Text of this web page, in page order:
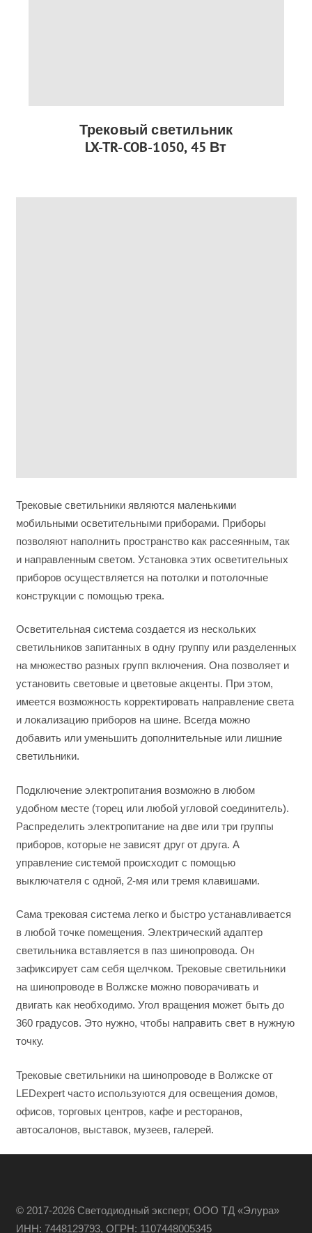
Трековый светильник
LX-TR-COB-1050, 45 Вт
Трековые светильники являются маленькими
мобильными осветительными приборами. Приборы
позволяют наполнить пространство как рассеянным, так
и направленным светом. Установка этих осветительных
приборов осуществляется на потолки и потолочные
конструкции с помощью трека.
Осветительная система создается из нескольких
светильников запитанных в одну группу или разделенных
на множество разных групп включения. Она позволяет и
установить световые и цветовые акценты. При этом,
имеется возможность корректировать направление света
и локализацию приборов на шине. Всегда можно
добавить или уменьшить дополнительные или лишние
светильники.
Подключение электропитания возможно в любом
удобном месте (торец или любой угловой соединитель).
Распределить электропитание на две или три группы
приборов, которые не зависят друг от друга. А
управление системой происходит с помощью
выключателя с одной, 2-мя или тремя клавишами.
Сама трековая система легко и быстро устанавливается
в любой точке помещения. Электрический адаптер
светильника вставляется в паз шинопровода. Он
зафиксирует сам себя щелчком. Трековые светильники
на шинопроводе в Волжске можно поворачивать и
двигать как необходимо. Угол вращения может быть до
360 градусов. Это нужно, чтобы направить свет в нужную
точку.
Трековые светильники на шинопроводе в Волжске от
LEDexpert часто используются для освещения домов,
офисов, торговых центров, кафе и ресторанов,
автосалонов, выставок, музеев, галерей.
© 2017-2026 Светодиодный эксперт, ООО ТД «Элура»
ИНН: 7448129793, ОГРН: 1107448005345